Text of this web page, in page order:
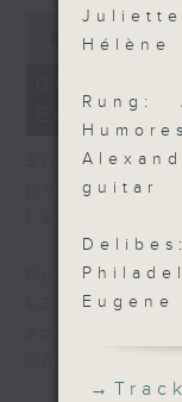
seconds
minutes,
seconds
00:00
Energy
Sibelius:
(iv. Der hirt)
Fux /
k367) (ii.
Hélène
Rung:
guitar
Eugene
→